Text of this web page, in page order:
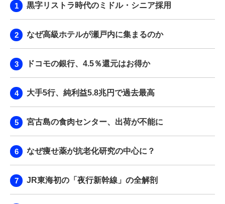
黒字リストラ時代のミドル・シニア採用
なぜ高級ホテルが瀬戸内に集まるのか
ドコモの銀行、4.5％還元はお得か
大手5行、純利益5.8兆円で過去最高
宮古島の食肉センター、出荷が不能に
なぜ痩せ薬が抗老化研究の中心に？
JR東海初の「夜行新幹線」の全解剖